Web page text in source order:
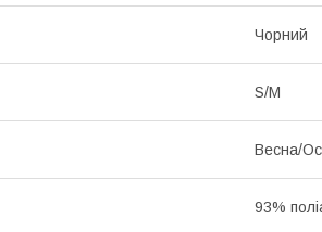
Чорний
S/M
Весна/
93%